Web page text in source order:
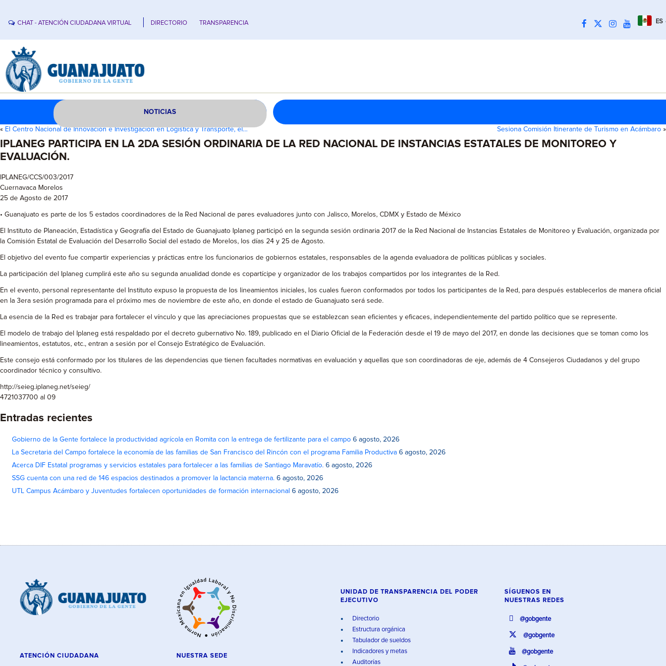
CHAT - ATENCIÓN CIUDADANA VIRTUAL DIRECTORIO TRANSPARENCIA ES
NOTICIAS
« El Centro Nacional de Innovación e Investigación en Logística y Transporte, el… Sesiona Comisión Itinerante de Turismo en Acámbaro »
IPLANEG PARTICIPA EN LA 2DA SESIÓN ORDINARIA DE LA RED NACIONAL DE INSTANCIAS ESTATALES DE MONITOREO Y
EVALUACIÓN.
IPLANEG/CCS/003/2017
Cuernavaca Morelos
25 de Agosto de 2017
• Guanajuato es parte de los 5 estados coordinadores de la Red Nacional de pares evaluadores junto con Jalisco, Morelos, CDMX y Estado de México
El Instituto de Planeación, Estadística y Geografía del Estado de Guanajuato Iplaneg participó en la segunda sesión ordinaria 2017 de la Red Nacional de Instancias Estatales de Monitoreo y Evaluación, organizada por
la Comisión Estatal de Evaluación del Desarrollo Social del estado de Morelos, los días 24 y 25 de Agosto.
El objetivo del evento fue compartir experiencias y prácticas entre los funcionarios de gobiernos estatales, responsables de la agenda evaluadora de políticas públicas y sociales.
La participación del Iplaneg cumplirá este año su segunda anualidad donde es copartícipe y organizador de los trabajos compartidos por los integrantes de la Red.
En el evento, personal representante del Instituto expuso la propuesta de los lineamientos iniciales, los cuales fueron conformados por todos los participantes de la Red, para después establecerlos de manera oficial
en la 3era sesión programada para el próximo mes de noviembre de este año, en donde el estado de Guanajuato será sede.
La esencia de la Red es trabajar para fortalecer el vínculo y que las apreciaciones propuestas que se establezcan sean eficientes y eficaces, independientemente del partido político que se represente.
El modelo de trabajo del Iplaneg está respaldado por el decreto gubernativo No. 189, publicado en el Diario Oficial de la Federación desde el 19 de mayo del 2017, en donde las decisiones que se toman como los
lineamientos, estatutos, etc., entran a sesión por el Consejo Estratégico de Evaluación.
Este consejo está conformado por los titulares de las dependencias que tienen facultades normativas en evaluación y aquellas que son coordinadoras de eje, además de 4 Consejeros Ciudadanos y del grupo
coordinador técnico y consultivo.
http://seieg.iplaneg.net/seieg/
4721037700 al 09
Entradas recientes
Gobierno de la Gente fortalece la productividad agrícola en Romita con la entrega de fertilizante para el campo 6 agosto, 2026
La Secretaria del Campo fortalece la economía de las familias de San Francisco del Rincón con el programa Familia Productiva 6 agosto, 2026
Acerca DIF Estatal programas y servicios estatales para fortalecer a las familias de Santiago Maravatío. 6 agosto, 2026
SSG cuenta con una red de 146 espacios destinados a promover la lactancia materna. 6 agosto, 2026
UTL Campus Acámbaro y Juventudes fortalecen oportunidades de formación internacional 6 agosto, 2026
ATENCIÓN CIUDADANA NUESTRA SEDE
UNIDAD DE TRANSPARENCIA DEL PODER
EJECUTIVO
Directorio
Estructura orgánica
Tabulador de sueldos
Indicadores y metas
Auditorías
SÍGUENOS EN
NUESTRAS REDES
@gobgente
@gobgente
@gobgente